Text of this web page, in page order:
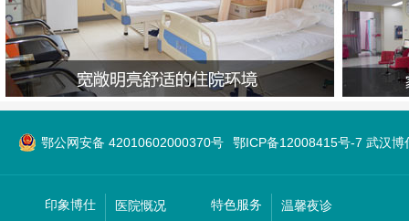
鄂公网安备 42010602000370号 鄂ICP备12008415号-7 武汉博
印象博仕
医院慨况
特色服务
温馨夜诊